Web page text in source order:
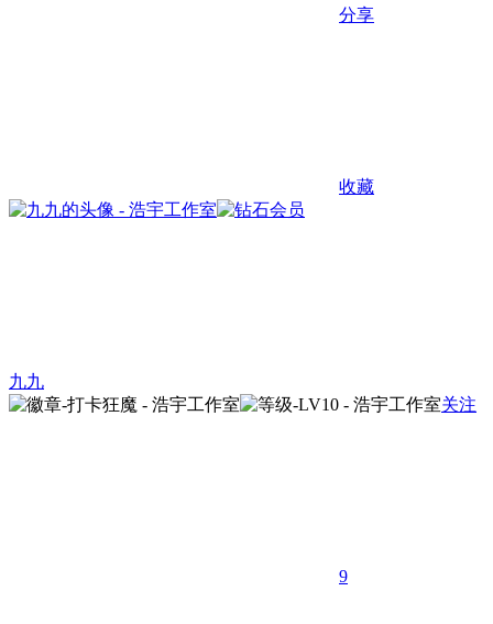
分享
收藏
九九
关注
9